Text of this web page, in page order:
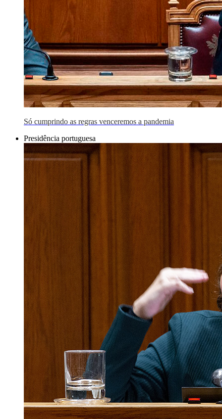
Só cumprindo as regras venceremos a pandemia
Presidência portuguesa